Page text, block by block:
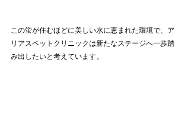
この蛍が住むほどに美しい水に恵まれた環境で、ア
リアスペットクリニックは新たなステージへ一歩踏
み出したいと考えています。